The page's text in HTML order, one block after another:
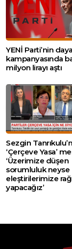
YENİ Parti’nin
kampanyasında
milyon lirayı aştı
Sezgin
‘Çerçeve Yasa’
‘Üzerimize düşen
sorumluluk neyse
eleştirilerimize
yapacağız’